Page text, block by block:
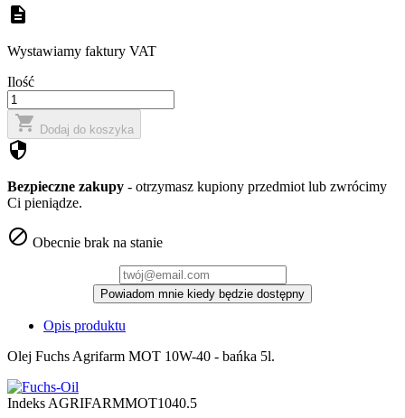
description
Wystawiamy faktury VAT
Ilość
 Dodaj do koszyka
security
Bezpieczne zakupy - otrzymasz kupiony przedmiot lub zwrócimy
Ci pieniądze.
 Obecnie brak na stanie
Powiadom mnie kiedy będzie dostępny
Opis produktu
Olej Fuchs Agrifarm MOT 10W-40 - bańka 5l.
IndeksAGRIFARMMOT1040.5